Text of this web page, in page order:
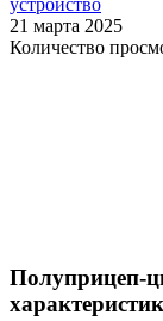
устройство
21 марта 2025
Количество
Полуприцеп-